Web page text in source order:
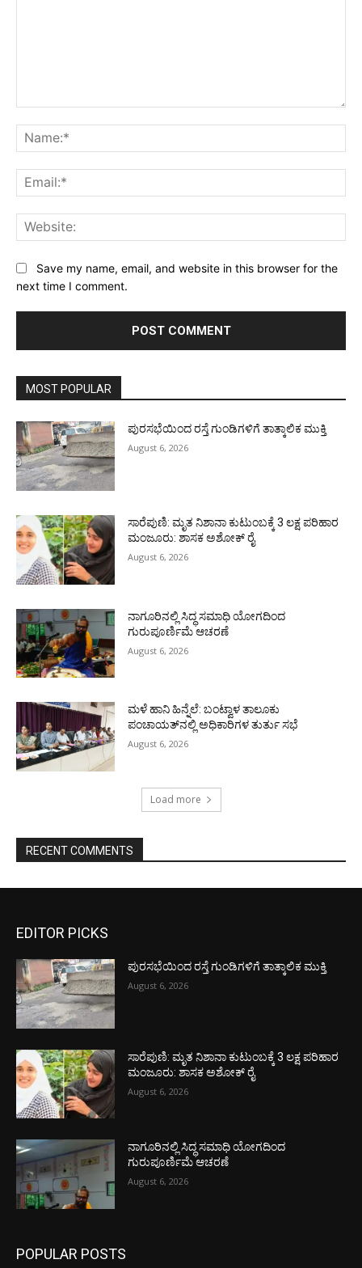
Save my name, email, and website in this browser for the
next time I comment.
MOST POPULAR
ಪುರಸಭೆಯಿಂದ ರಸ್ತೆ ಗುಂಡಿಗಳಿಗೆ ತಾತ್ಕಾಲಿಕ ಮುಕ್ತಿ
August 6, 2026
ಸಾರೆಪುಣಿ: ಮೃತ ನಿಶಾನಾ ಕುಟುಂಬಕ್ಕೆ 3 ಲಕ್ಷ ಪರಿಹಾರ
ಮಂಜೂರು: ಶಾಸಕ ಅಶೋಕ್ ರೈ
August 6, 2026
ನಾಗೂರಿನಲ್ಲಿ ಸಿದ್ಧ ಸಮಾಧಿ ಯೋಗದಿಂದ
ಗುರುಪೂರ್ಣಿಮೆ ಆಚರಣೆ
August 6, 2026
ಮಳೆ ಹಾನಿ ಹಿನ್ನೆಲೆ: ಬಂಟ್ವಾಳ ತಾಲೂಕು
ಪಂಚಾಯತ್‌ನಲ್ಲಿ ಅಧಿಕಾರಿಗಳ ತುರ್ತು ಸಭೆ
August 6, 2026
Load more
RECENT COMMENTS
EDITOR PICKS
ಪುರಸಭೆಯಿಂದ ರಸ್ತೆ ಗುಂಡಿಗಳಿಗೆ ತಾತ್ಕಾಲಿಕ ಮುಕ್ತಿ
August 6, 2026
ಸಾರೆಪುಣಿ: ಮೃತ ನಿಶಾನಾ ಕುಟುಂಬಕ್ಕೆ 3 ಲಕ್ಷ ಪರಿಹಾರ
ಮಂಜೂರು: ಶಾಸಕ ಅಶೋಕ್ ರೈ
August 6, 2026
ನಾಗೂರಿನಲ್ಲಿ ಸಿದ್ಧ ಸಮಾಧಿ ಯೋಗದಿಂದ
ಗುರುಪೂರ್ಣಿಮೆ ಆಚರಣೆ
August 6, 2026
POPULAR POSTS